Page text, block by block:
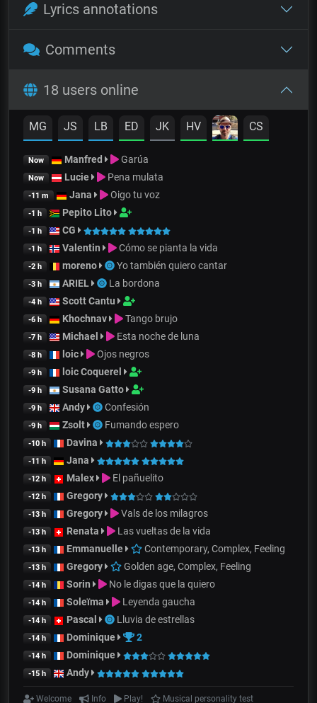
Lyrics annotations
Comments
18 users online
MG JS LB ED JK HV CS
Now Manfred Garúa
Now Lucie Pena mulata
-11 m Jana Oigo tu voz
-1 h Pepito Lito
-1 h CG
-1 h Valentin Cómo se pianta la vida
-2 h moreno Yo también quiero cantar
-3 h ARIEL La bordona
-4 h Scott Cantu
-6 h Khochnav Tango brujo
-7 h Michael Esta noche de luna
-8 h loic Ojos negros
-9 h loic Coquerel
-9 h Susana Gatto
-9 h Andy Confesión
-9 h Zsolt Fumando espero
-10 h Davina
-11 h Jana
-12 h Malex El pañuelito
-12 h Gregory
-13 h Gregory Vals de los milagros
-13 h Renata Las vueltas de la vida
-13 h Emmanuelle Contemporary, Complex, Feeling
-13 h Gregory Golden age, Complex, Feeling
-14 h Sorin No le digas que la quiero
-14 h Soleïma Leyenda gaucha
-14 h Pascal Lluvia de estrellas
-14 h Dominique 2
-14 h Dominique
-15 h Andy
Welcome Info Play!
Musical personality test